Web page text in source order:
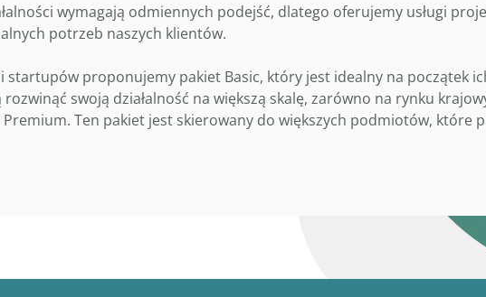
wymagają odmiennych podejść, dlatego oferujemy usługi
potrzeb naszych klientów.
proponujemy pakiet Basic, który jest idealny na początek
swoją działalność na większą skalę, zarówno na rynku
Ten pakiet jest skierowany do większych podmiotów, które